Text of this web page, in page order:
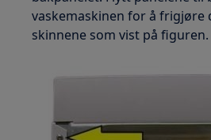
vaskemaskinen for å frigjøre
skinnene som vist på figuren.